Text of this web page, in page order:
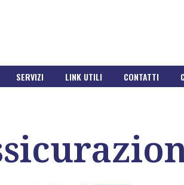
SERVIZI LINK UTILI CONTATTI